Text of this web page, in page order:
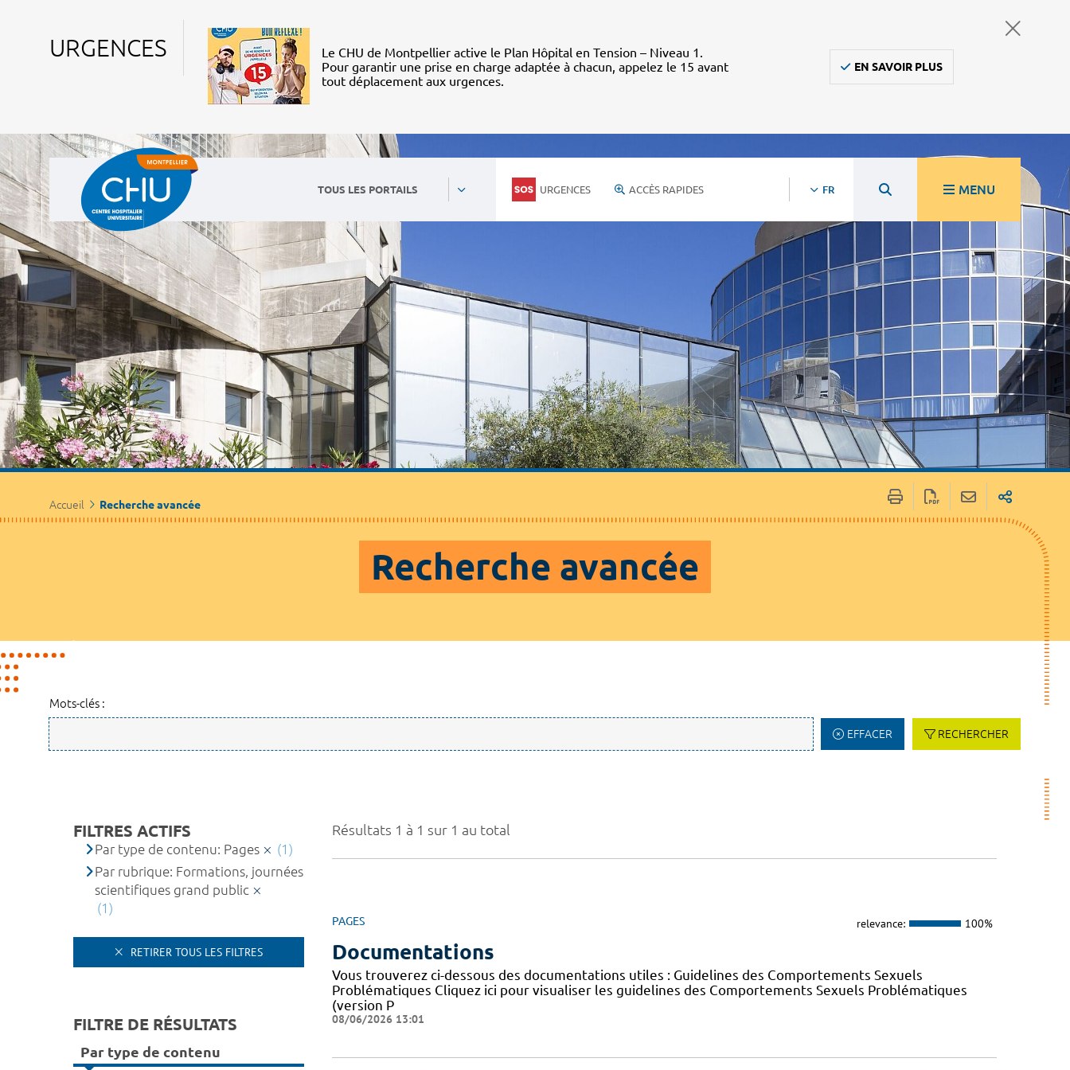
URGENCES
Le CHU de Montpellier active le Plan Hôpital en Tension – Niveau 1.
Pour garantir une prise en charge adaptée à chacun, appelez le 15 avant
tout déplacement aux urgences.
EN SAVOIR PLUS
TOUS LES PORTAILS URGENCES ACCÈS RAPIDES FR MENU
Accueil Recherche avancée
Recherche avancée
Mots-clés :
EFFACER RECHERCHER
Résultats 1 à 1 sur 1 au total
PAGES relevance: 100%
Documentations
Vous trouverez ci-dessous des documentations utiles : Guidelines des Comportements Sexuels
Problématiques Cliquez ici pour visualiser les guidelines des Comportements Sexuels Problématiques
(version P
08/06/2026 13:01
FILTRES ACTIFS
Par type de contenu: Pages
(1)
Par rubrique: Formations, journées
scientifiques grand public
(1)
RETIRER TOUS LES FILTRES
FILTRE DE RÉSULTATS
Par type de contenu